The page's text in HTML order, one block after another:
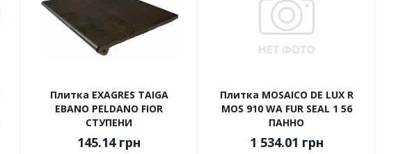
Плитка EXAGRES TAIGA
EBANO PELDANO FIOR
СТУПЕНИ
145.14грн
Плитка MOSAICO DE LUX R
MOS 910 WA FUR SEAL 1 56
ПАННО
1 534.01 грн